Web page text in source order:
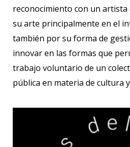
reconocimiento con un
su arte principalmente en el
también por su forma de
innovar en las formas que
trabajo voluntario de un
pública en materia de cultura